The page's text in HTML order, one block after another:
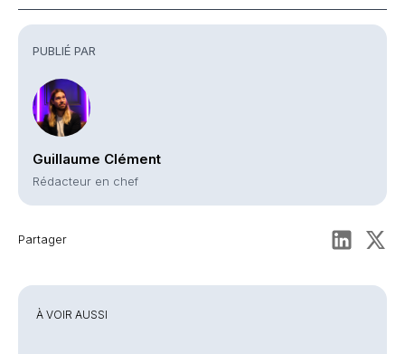
PUBLIÉ PAR
Guillaume Clément
Rédacteur en chef
Partager
À VOIR AUSSI